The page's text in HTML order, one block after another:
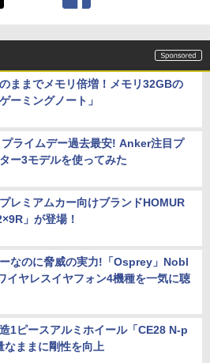
ままでメモリ倍増！メモリ32GBの
ーミングノート」
ライムデー過去最安! Anker注目プ
ー3モデルを使ってみた
レミアムカー向けブランドHOMUR
」が登場！
なのに脅威の実力!「Osprey」Nobl
イヤレスイヤフォン4機種を一気に聴
1ピースアルミホイール「CE28 N-p
なままに剛性を向上